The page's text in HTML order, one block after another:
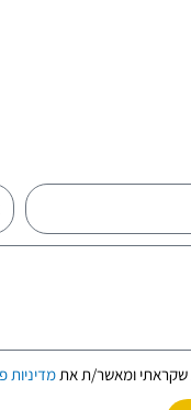
שקראתי ומאשר/ת את מדיניות